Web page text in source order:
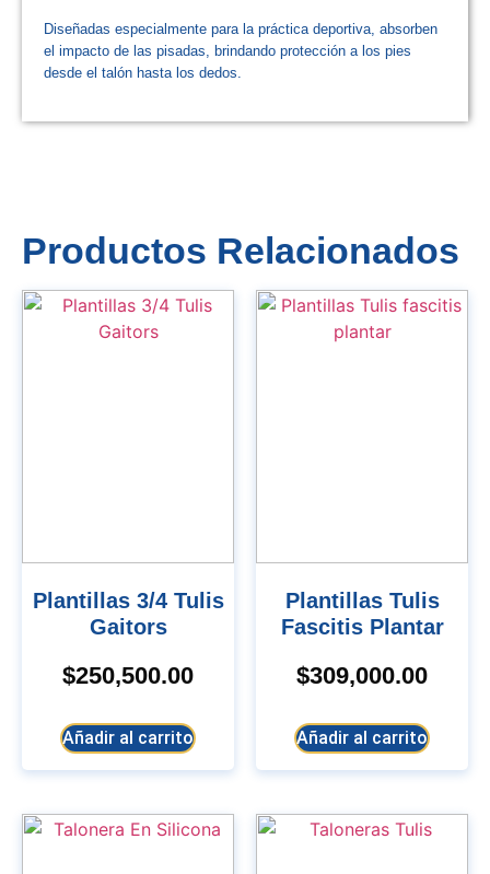
Diseñadas especialmente para la práctica deportiva, absorben
el impacto de las pisadas, brindando protección a los pies
desde el talón hasta los dedos.
Productos Relacionados
Plantillas 3/4 Tulis
Gaitors
$250,500.00
Añadir al carrito
Plantillas Tulis
Fascitis Plantar
$309,000.00
Añadir al carrito